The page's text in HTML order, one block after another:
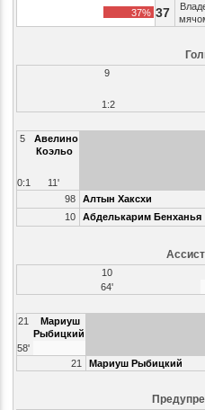
37% 37
9
1:2
5
Авелино
Коэльо
0:1
11'
98
Алтын Хаксхи
10
Абделькарим Бенханья
10
64'
21
Мариуш
Рыбицкий
58'
21
Мариуш Рыбицкий